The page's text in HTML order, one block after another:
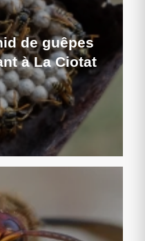
de guêpes
à La Ciotat